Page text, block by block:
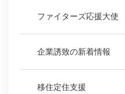
ファイターズ応援大使
企業誘致の新着情報
移住定住支援